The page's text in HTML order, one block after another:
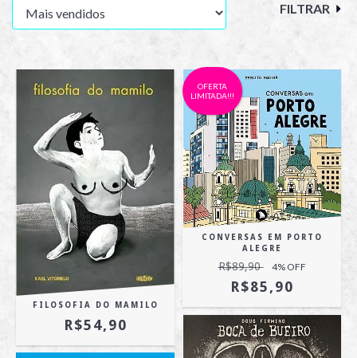
FILTRAR
FILOSOFIA DO MAMILO
R$54,90
OFERTA
LIMITADA!!!
CONVERSAS EM PORTO
ALEGRE
R$89,90 4% OFF
R$85,90